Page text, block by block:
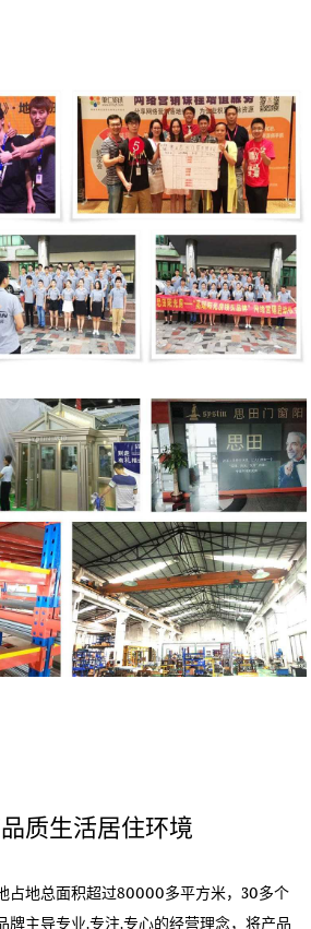
打造高品质生活居住环境
占地总面积超过80000多平方米，30多个
牌主导专业.专注.专心的经营理念，将产品